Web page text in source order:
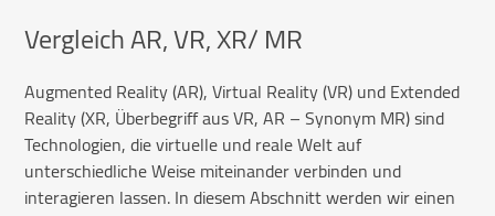
Vergleich AR, VR, XR/ MR
Augmented Reality (AR), Virtual Reality (VR) und Extended
Reality (XR, Überbegriff aus VR, AR – Synonym MR) sind
Technologien, die virtuelle und reale Welt auf
unterschiedliche Weise miteinander verbinden und
interagieren lassen. In diesem Abschnitt werden wir einen